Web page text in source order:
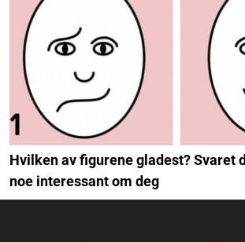
Hvilken av figurene gladest? Svaret
noe interessant om deg